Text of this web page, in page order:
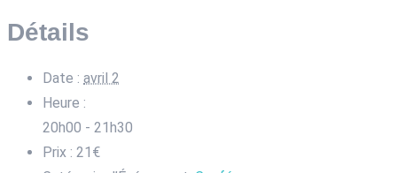
Détails
Date : avril 2
Heure :
20h00 - 21h30
Prix : 21€